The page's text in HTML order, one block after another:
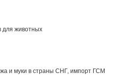
для животных
и муки в страны СНГ, импорт ГСМ